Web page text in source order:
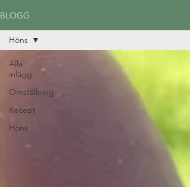
BLOGG
Alla
inlägg
Omställning
Recept
Höns
Höns